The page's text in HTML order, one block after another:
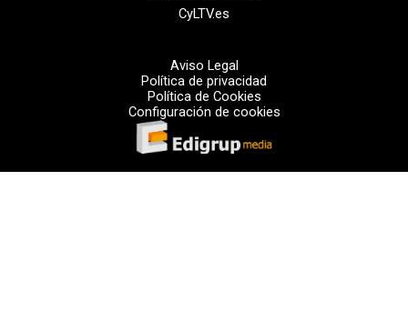
CyLTV.es
Aviso Legal
Política de privacidad
Política de Cookies
Configuración de cookies